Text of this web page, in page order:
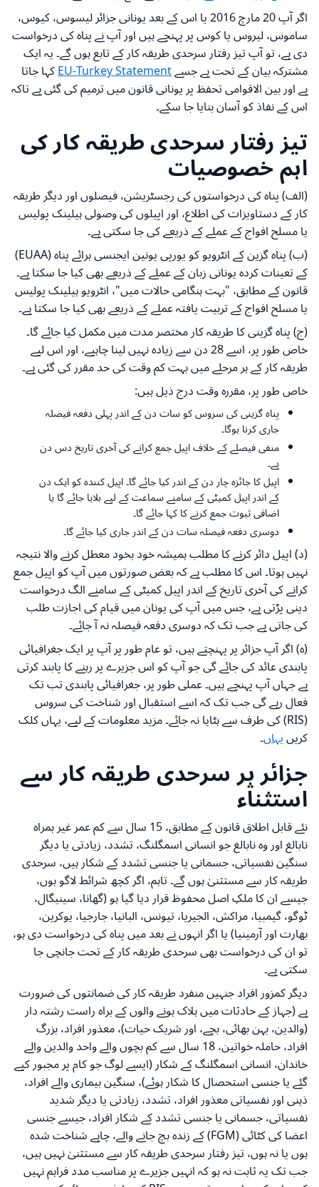
اگر آپ 20 مارچ 2016 یا اس کے بعد یونانی جزائر لیسوس، کیوس،
ساموس، لیروس یا کوس پر پہنچے ہیں اور آپ نے پناہ کی درخواست
دی ہے، تو آپ تیز رفتار سرحدی طریقہ کار کے تابع ہوں گے۔ یہ ایک
مشترکہ بیان کے تحت ہے جسےEU-Turkey Statementکہا جاتا
ہے اور بین الاقوامی تحفظ پر یونانی قانون میں ترمیم کی گئی ہے تاکہ
اس کے نفاذ کو آسان بنایا جا سکے۔
تیز رفتار سرحدی طریقہ کار کی
اہم خصوصیات
(الف) پناہ کی درخواستوں کی رجسٹریشن، فیصلوں اور دیگر طریقہ
کار کے دستاویزات کی اطلاع، اور اپیلوں کی وصولی ہیلینک پولیس
یا مسلح افواج کے عملے کے ذریعے کی جا سکتی ہے۔
(ب) پناہ گزین کے انٹرویو کو یورپی یونین ایجنسی برائے پناہ (EUAA)
کے تعینات کردہ یونانی زبان کے عملے کے ذریعے بھی کیا جا سکتا ہے۔
قانون کے مطابق، "بہت ہنگامی حالات میں"، انٹرویو ہیلینک پولیس
یا مسلح افواج کے تربیت یافتہ عملے کے ذریعے بھی کیا جا سکتا ہے۔
(ج) پناہ گزینی کا طریقہ کار مختصر مدت میں مکمل کیا جائے گا۔
خاص طور پر، اسے 28 دن سے زیادہ نہیں لینا چاہیے، اور اس لیے
طریقہ کار کے ہر مرحلے میں بہت کم وقت کی حد مقرر کی گئی ہے۔
خاص طور پر، مقررہ وقت درج ذیل ہیں:
پناہ گزینی کی سروس کو سات دن کے اندر پہلی دفعہ فیصلہ
جاری کرنا ہوگا۔
منفی فیصلے کے خلاف اپیل جمع کرانے کی آخری تاریخ دس دن
ہے۔
اپیل کا جائزہ چار دن کے اندر کیا جائے گا۔ اپیل کنندہ کو ایک دن
کے اندر اپیل کمیٹی کے سامنے سماعت کے لیے بلایا جائے گا یا
اضافی ثبوت جمع کرنے کا کہا جائے گا۔
دوسری دفعہ فیصلہ سات دن کے اندر جاری کیا جائے گا۔
(د) اپیل دائر کرنے کا مطلب ہمیشہ خود بخود معطل کرنے والا نتیجہ
نہیں ہوتا۔ اس کا مطلب ہے کہ بعض صورتوں میں آپ کو اپیل جمع
کرانے کی آخری تاریخ کے اندر اپیل کمیٹی کے سامنے الگ درخواست
دینی پڑتی ہے، جس میں آپ کی یونان میں قیام کی اجازت طلب
کی جاتی ہے جب تک کہ دوسری دفعہ فیصلہ نہ آ جائے۔
(ہ) اگر آپ جزائر پر پہنچتے ہیں، تو عام طور پر آپ پر ایک جغرافیائی
پابندی عائد کی جائے گی جو آپ کو اس جزیرے پر رہنے کا پابند کرتی
ہے جہاں آپ پہنچے ہیں۔ عملی طور پر، جغرافیائی پابندی تب تک
فعال رہے گی جب تک کہ اسے استقبال اور شناخت کی سروس
(RIS) کی طرف سے ہٹایا نہ جائے۔ مزید معلومات کے لیے، یہاں کلک
کریںیہاں۔
جزائر پر سرحدی طریقہ کار سے
استثناء
نئے قابل اطلاق قانون کے مطابق، 15 سال سے کم عمر غیر ہمراہ
نابالغ اور وہ نابالغ جو انسانی اسمگلنگ، تشدد، زیادتی یا دیگر
سنگین نفسیاتی، جسمانی یا جنسی تشدد کے شکار ہیں، سرحدی
طریقہ کار سے مستثنیٰ ہوں گے۔ تاہم، اگر کچھ شرائط لاگو ہوں،
جیسے ان کا ملکِ اصل محفوظ قرار دیا گیا ہو (گھانا، سینیگال،
ٹوگو، گیمبیا، مراکش، الجیریا، تیونس، البانیا، جارجیا، یوکرین،
بھارت اور آرمینیا) یا اگر انہوں نے بعد میں پناہ کی درخواست دی ہو،
تو ان کی درخواست بھی سرحدی طریقہ کار کے تحت جانچی جا
سکتی ہے۔
دیگر کمزور افراد جنہیں منفرد طریقہ کار کی ضمانتوں کی ضرورت
ہے (جہاز کے حادثات میں ہلاک ہونے والوں کے براہ راست رشتہ دار
(والدین، بہن بھائی، بچے، اور شریک حیات)، معذور افراد، بزرگ
افراد، حاملہ خواتین، 18 سال سے کم بچوں والے واحد والدین والے
خاندان، انسانی اسمگلنگ کے شکار (ایسے لوگ جو کام پر مجبور کیے
گئے یا جنسی استحصال کا شکار ہوئے)، سنگین بیماری والے افراد،
ذہنی اور نفسیاتی معذور افراد، تشدد، زیادتی یا دیگر شدید
نفسیاتی، جسمانی یا جنسی تشدد کے شکار افراد، جیسے جنسی
اعضا کی کٹائی (FGM) کے زندہ بچ جانے والے، چاہے شناخت شدہ
ہوں یا نہ ہوں، تیز رفتار سرحدی طریقہ کار سے مستثنیٰ نہیں ہیں،
جب تک یہ ثابت نہ ہو کہ انہیں جزیرے پر مناسب مدد فراہم نہیں